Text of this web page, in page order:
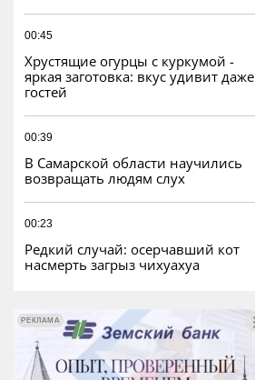
00:45
Хрустящие огурцы с куркумой -
яркая заготовка: вкус удивит даже
гостей
00:39
В Самарской области научились
возвращать людям слух
00:23
Редкий случай: осерчавший кот
насмерть загрыз чихуахуа
РЕКЛАМА
РЕКЛАМА